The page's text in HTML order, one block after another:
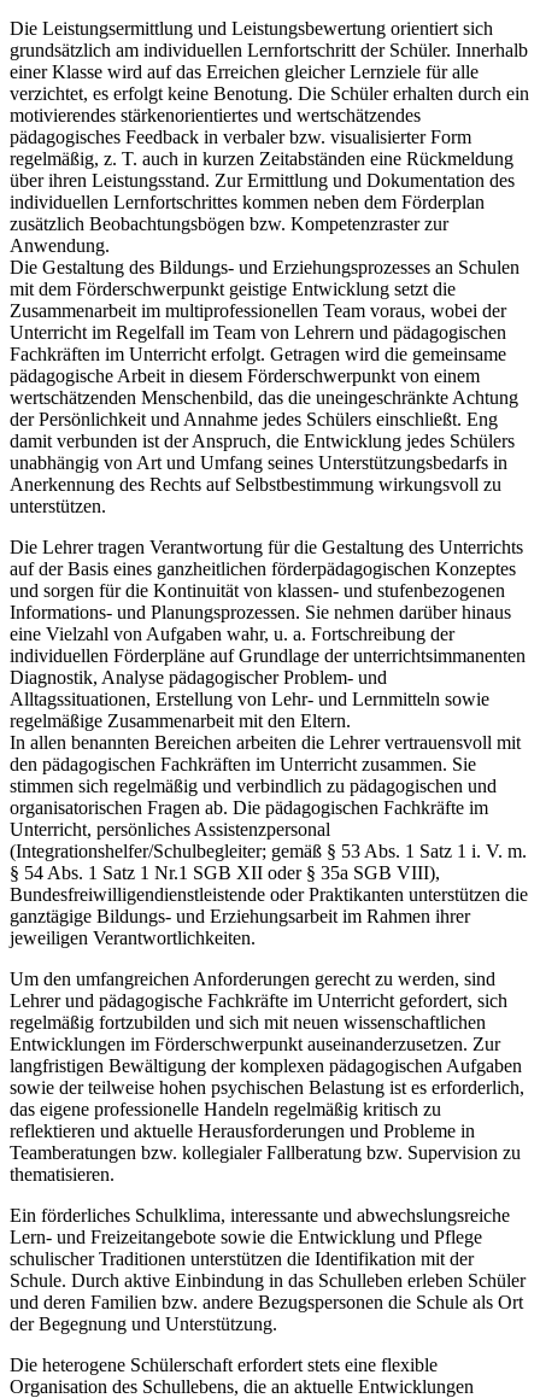
Die Leistungsermittlung und Leistungsbewertung orientiert sich
grundsätzlich am individuellen Lernfortschritt der Schüler. Innerhalb
einer Klasse wird auf das Erreichen gleicher Lernziele für alle
verzichtet, es erfolgt keine Benotung. Die Schüler erhalten durch ein
motivierendes stärkenorientiertes und wertschätzendes
pädagogisches Feedback in verbaler bzw. visualisierter Form
regelmäßig, z. T. auch in kurzen Zeitabständen eine Rückmeldung
über ihren Leistungsstand. Zur Ermittlung und Dokumentation des
individuellen Lernfortschrittes kommen neben dem Förderplan
zusätzlich Beobachtungsbögen bzw. Kompetenzraster zur
Anwendung.
Die Gestaltung des Bildungs- und Erziehungsprozesses an Schulen
mit dem Förderschwerpunkt geistige Entwicklung setzt die
Zusammenarbeit im multiprofessionellen Team voraus, wobei der
Unterricht im Regelfall im Team von Lehrern und pädagogischen
Fachkräften im Unterricht erfolgt. Getragen wird die gemeinsame
pädagogische Arbeit in diesem Förderschwerpunkt von einem
wertschätzenden Menschenbild, das die uneingeschränkte Achtung
der Persönlichkeit und Annahme jedes Schülers einschließt. Eng
damit verbunden ist der Anspruch, die Entwicklung jedes Schülers
unabhängig von Art und Umfang seines Unterstützungsbedarfs in
Anerkennung des Rechts auf Selbstbestimmung wirkungsvoll zu
unterstützen.
Die Lehrer tragen Verantwortung für die Gestaltung des Unterrichts
auf der Basis eines ganzheitlichen förderpädagogischen Konzeptes
und sorgen für die Kontinuität von klassen- und stufenbezogenen
Informations- und Planungsprozessen. Sie nehmen darüber hinaus
eine Vielzahl von Aufgaben wahr, u. a. Fortschreibung der
individuellen Förderpläne auf Grundlage der unterrichtsimmanenten
Diagnostik, Analyse pädagogischer Problem- und
Alltagssituationen, Erstellung von Lehr- und Lernmitteln sowie
regelmäßige Zusammenarbeit mit den Eltern.
In allen benannten Bereichen arbeiten die Lehrer vertrauensvoll mit
den pädagogischen Fachkräften im Unterricht zusammen. Sie
stimmen sich regelmäßig und verbindlich zu pädagogischen und
organisatorischen Fragen ab. Die pädagogischen Fachkräfte im
Unterricht, persönliches Assistenzpersonal
(Integrationshelfer/Schulbegleiter; gemäß § 53 Abs. 1 Satz 1 i. V. m.
§ 54 Abs. 1 Satz 1 Nr.1 SGB XII oder § 35a SGB VIII),
Bundesfreiwilligendienstleistende oder Praktikanten unterstützen die
ganztägige Bildungs- und Erziehungsarbeit im Rahmen ihrer
jeweiligen Verantwortlichkeiten.
Um den umfangreichen Anforderungen gerecht zu werden, sind
Lehrer und pädagogische Fachkräfte im Unterricht gefordert, sich
regelmäßig fortzubilden und sich mit neuen wissenschaftlichen
Entwicklungen im Förderschwerpunkt auseinanderzusetzen. Zur
langfristigen Bewältigung der komplexen pädagogischen Aufgaben
sowie der teilweise hohen psychischen Belastung ist es erforderlich,
das eigene professionelle Handeln regelmäßig kritisch zu
reflektieren und aktuelle Herausforderungen und Probleme in
Teamberatungen bzw. kollegialer Fallberatung bzw. Supervision zu
thematisieren.
Ein förderliches Schulklima, interessante und abwechslungsreiche
Lern- und Freizeitangebote sowie die Entwicklung und Pflege
schulischer Traditionen unterstützen die Identifikation mit der
Schule. Durch aktive Einbindung in das Schulleben erleben Schüler
und deren Familien bzw. andere Bezugspersonen die Schule als Ort
der Begegnung und Unterstützung.
Die heterogene Schülerschaft erfordert stets eine flexible
Organisation des Schullebens, die an aktuelle Entwicklungen